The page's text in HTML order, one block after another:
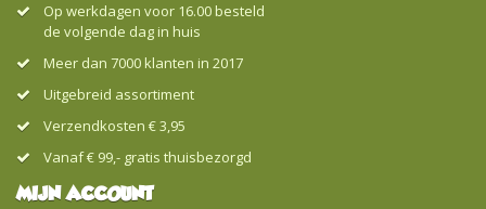
Op werkdagen voor 16.00 besteld
de volgende dag in huis
Meer dan 7000 klanten in 2017
Uitgebreid assortiment
Verzendkosten € 3,95
Vanaf € 99,- gratis thuisbezorgd
MIJN ACCOUNT